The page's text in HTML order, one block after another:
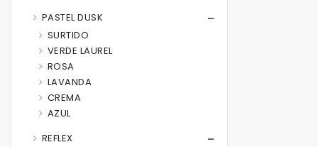
PASTEL DUSK
SURTIDO
VERDE LAUREL
ROSA
LAVANDA
CREMA
AZUL
REFLEX